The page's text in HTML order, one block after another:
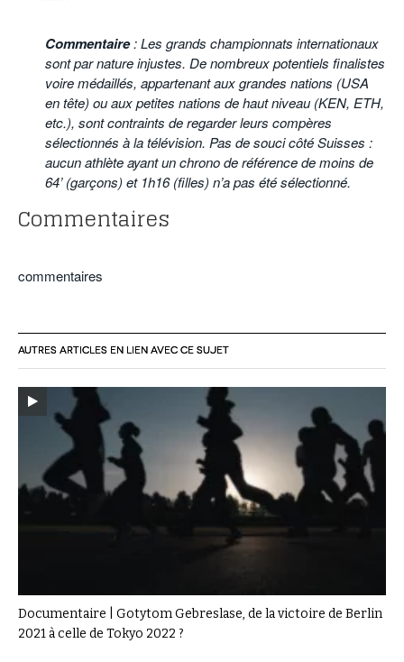
Commentaire: Les grands championnats internationaux
sont par nature injustes. De nombreux potentiels finalistes
voire médaillés, appartenant aux grandes nations (USA
en tête) ou aux petites nations de haut niveau (KEN, ETH,
etc.), sont contraints de regarder leurs compères
sélectionnés à la télévision. Pas de souci côté Suisses :
aucun athlète ayant un chrono de référence de moins de
64’ (garçons) et 1h16 (filles) n’a pas été sélectionné.
Commentaires
commentaires
AUTRES ARTICLES EN LIEN AVEC CE SUJET
Documentaire | Gotytom Gebreslase, de la victoire de Berlin
2021 à celle de Tokyo 2022 ?